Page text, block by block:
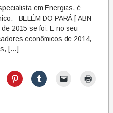
em Energias, é
BELÉM DO PARÁ [ ABN
2015 se foi. E no seu
econômicos de 2014,
[…]